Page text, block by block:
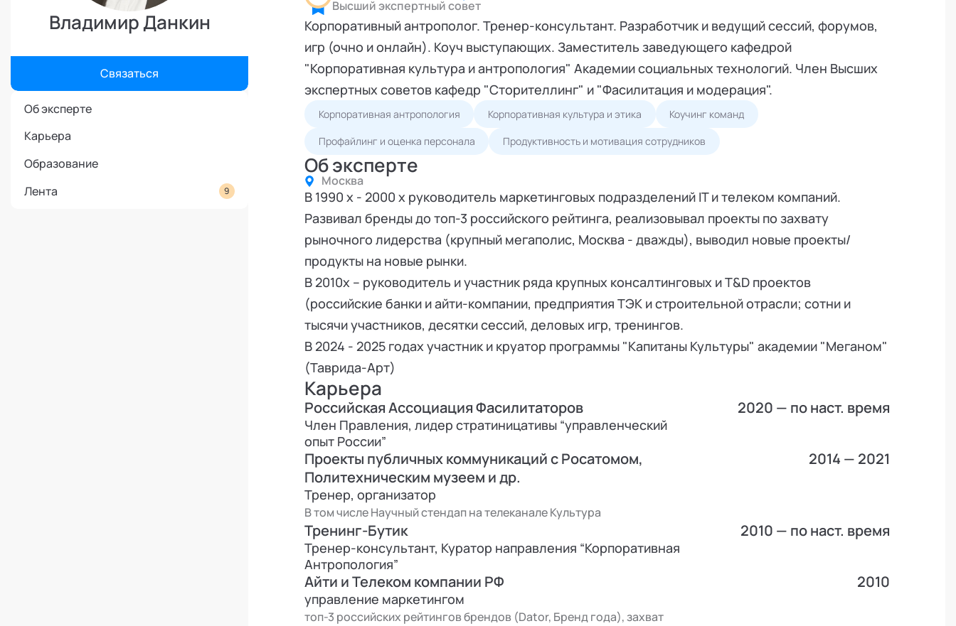
Владимир Данкин
Связаться
Об эксперте
Карьера
Образование
Лента
9
Высший экспертный совет
Корпоративный антрополог. Тренер-консультант. Разработчик и ведущий сессий, форумов,
игр (очно и онлайн). Коуч выступающих. Заместитель заведующего кафедрой
"Корпоративная культура и антропология" Академии социальных технологий. Член Высших
экспертных советов кафедр "Сторителлинг" и "Фасилитация и модерация".
Корпоративная антропология Корпоративная культура и этика Коучинг команд
Профайлинг и оценка персонала Продуктивность и мотивация сотрудников
Об эксперте
Москва
В 1990 х - 2000 х руководитель маркетинговых подразделений IT и телеком компаний.
Развивал бренды до топ-3 российского рейтинга, реализовывал проекты по захвату
рыночного лидерства (крупный мегаполис, Москва - дважды), выводил новые проекты/
продукты на новые рынки.
В 2010х -- руководитель и участник ряда крупных консалтинговых и T&D проектов
(российские банки и айти-компании, предприятия ТЭК и строительной отрасли; сотни и
тысячи участников, десятки сессий, деловых игр, тренингов.
В 2024 - 2025 годах участник и круатор программы "Капитаны Культуры" академии "Меганом"
(Таврида-Арт)
Карьера
Айти и Телеком компании РФ
управление маркетингом
топ-3 российских рейтингов брендов (Dator, Бренд года), захват
2010
Тренинг-Бутик
Тренер-консультант, Куратор направления “Корпоративная
Антропология”
2010 — по наст. время
Проекты публичных коммуникаций с Росатомом,
Политехническим музеем и др.
Тренер, организатор
В том числе Научный стендап на телеканале Культура
2014 — 2021
Российская Ассоциация Фасилитаторов
Член Правления, лидер стратиницативы “управленческий
опыт России”
2020 — по наст. время